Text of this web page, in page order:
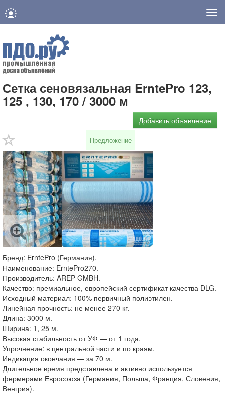
Сетка сеновязальная ErntePro 123,
125 , 130, 170 / 3000 м
Добавить объявление
Предложение
Бренд: ErntePro (Германия).
Наименование: ErntePro270.
Производитель: AREP GMBH.
Качество: премиальное, европейский сертификат качества DLG.
Исходный материал: 100% первичный полиэтилен.
Линейная прочность: не менее 270 кг.
Длина: 3000 м.
Ширина: 1, 25 м.
Высокая стабильность от УФ — от 1 года.
Упрочнение: в центральной части и по краям.
Индикация окончания — за 70 м.
Длительное время представлена и активно используется
фермерами Евросоюза (Германия, Польша, Франция, Словения,
Венгрия).